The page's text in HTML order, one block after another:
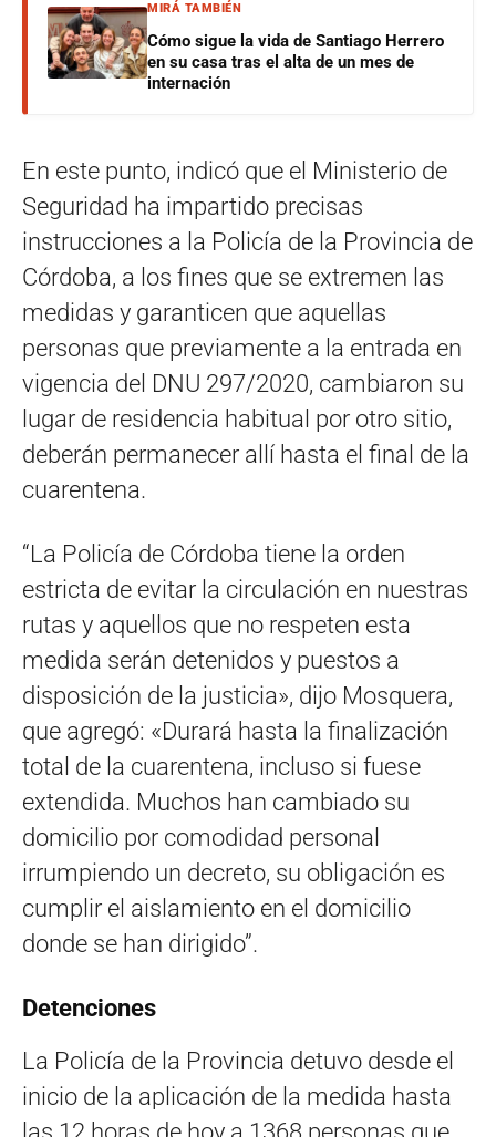
MIRÁ TAMBIÉN
Cómo sigue la vida de Santiago Herrero
en su casa tras el alta de un mes de
internación
En este punto, indicó que el Ministerio de
Seguridad ha impartido precisas
instrucciones a la Policía de la Provincia de
Córdoba, a los fines que se extremen las
medidas y garanticen que aquellas
personas que previamente a la entrada en
vigencia del DNU 297/2020, cambiaron su
lugar de residencia habitual por otro sitio,
deberán permanecer allí hasta el final de la
cuarentena.
“La Policía de Córdoba tiene la orden
estricta de evitar la circulación en nuestras
rutas y aquellos que no respeten esta
medida serán detenidos y puestos a
disposición de la justicia», dijo Mosquera,
que agregó: «Durará hasta la finalización
total de la cuarentena, incluso si fuese
extendida. Muchos han cambiado su
domicilio por comodidad personal
irrumpiendo un decreto, su obligación es
cumplir el aislamiento en el domicilio
donde se han dirigido”.
Detenciones
La Policía de la Provincia detuvo desde el
inicio de la aplicación de la medida hasta